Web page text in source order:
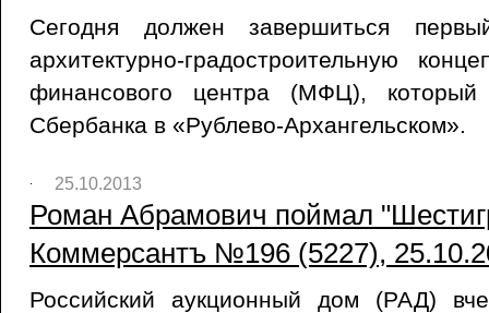
Сегодня должен завершиться
архитектурно-градостроительную
финансового центра (МФЦ),
Сбербанка в «Рублево-Архангельском».
25.10.2013
Роман Абрамович поймал
Коммерсантъ №196 (5227),
Российский аукционный дом (РАД)